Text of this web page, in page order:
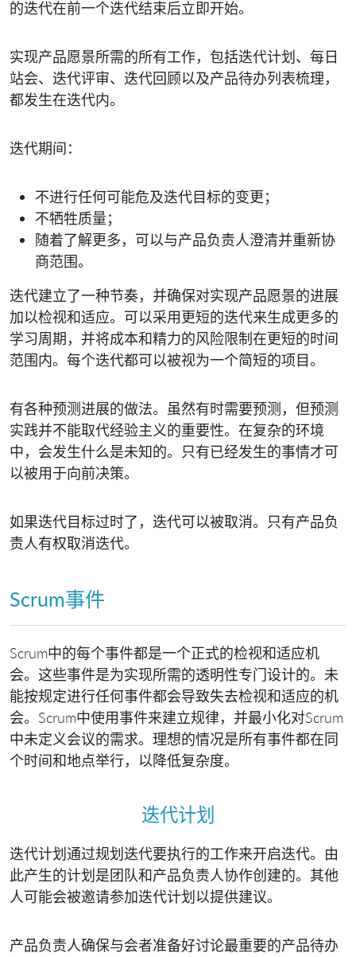
的迭代在前一个迭代结束后立即开始。
实现产品愿景所需的所有工作，包括迭代计划、每日
站会、迭代评审、迭代回顾以及产品待办列表梳理，
都发生在迭代内。
迭代期间：
不进行任何可能危及迭代目标的变更；
不牺牲质量；
随着了解更多，可以与产品负责人澄清并重新协
商范围。
迭代建立了一种节奏，并确保对实现产品愿景的进展
加以检视和适应。可以采用更短的迭代来生成更多的
学习周期，并将成本和精力的风险限制在更短的时间
范围内。每个迭代都可以被视为一个简短的项目。
有各种预测进展的做法。虽然有时需要预测，但预测
实践并不能取代经验主义的重要性。在复杂的环境
中，会发生什么是未知的。只有已经发生的事情才可
以被用于向前决策。
如果迭代目标过时了，迭代可以被取消。只有产品负
责人有权取消迭代。
Scrum事件
Scrum中的每个事件都是一个正式的检视和适应机
会。这些事件是为实现所需的透明性专门设计的。未
能按规定进行任何事件都会导致失去检视和适应的机
会。Scrum中使用事件来建立规律，并最小化对Scrum
中未定义会议的需求。理想的情况是所有事件都在同
个时间和地点举行，以降低复杂度。
迭代计划
迭代计划通过规划迭代要执行的工作来开启迭代。由
此产生的计划是团队和产品负责人协作创建的。其他
人可能会被邀请参加迭代计划以提供建议。
产品负责人确保与会者准备好讨论最重要的产品待办